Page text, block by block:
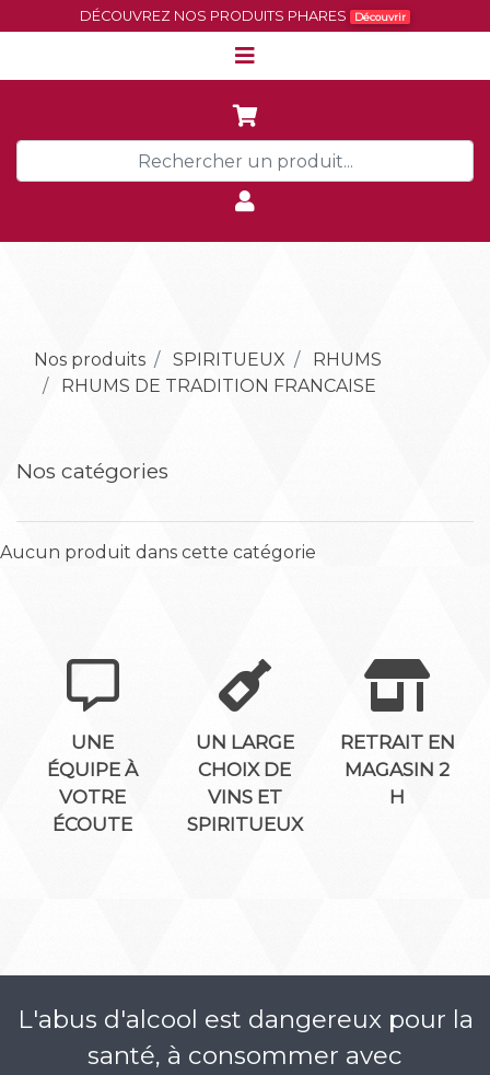
DÉCOUVREZ NOS PRODUITS PHARES Découvrir
Nos produits SPIRITUEUX
RHUMS
RHUMS DE TRADITION FRANCAISE
Nos catégories
Aucun produit dans cette catégorie
UNE
ÉQUIPE À
VOTRE
ÉCOUTE
UN LARGE
CHOIX DE
VINS ET
SPIRITUEUX
RETRAIT EN
MAGASIN 2
H
L'abus d'alcool est dangereux pour la
santé, à consommer avec